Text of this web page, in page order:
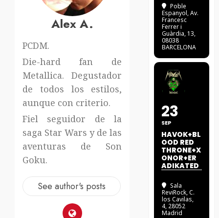
Alex A.
PCDM.
Die-hard fan de
Metallica. Degustador
de todos los estilos,
aunque con criterio.
Fiel seguidor de la
saga Star Wars y de las
aventuras de Son
Goku.
See author's posts
Poble
Espanyol, Av.
Francesc
Ferrer i
Guàrdia, 13,
08038
BARCELONA
23
SEP
HAVOK+BL
OOD RED
THRONE+X
ONOR+ER
ADIKATED
Sala
ReviRock, C.
los Cavilas,
4, 28052
Madrid